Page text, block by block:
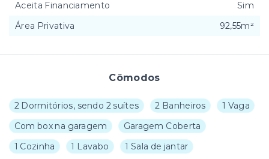
Cômodos
2 Dormitórios, sendo 2 suítes 2 Banheiros
1 Vaga
Com box na garagem
Garagem Coberta
1 Cozinha
1 Lavabo
1 Sala de jantar
Aceita Financiamento
Sim
Área Privativa
92,55m²